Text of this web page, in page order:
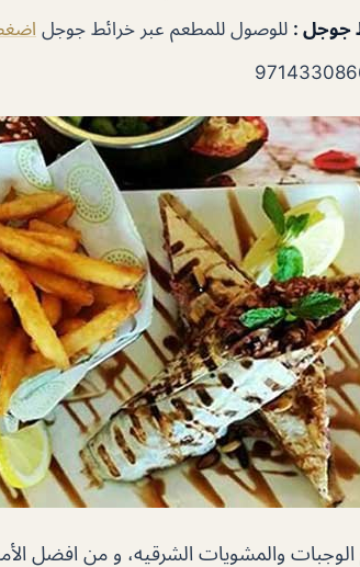
جوجل : للوصول للمطعم عبر خرائط جوجل
الوجبات والمشويات الشرقيه، و من افضل